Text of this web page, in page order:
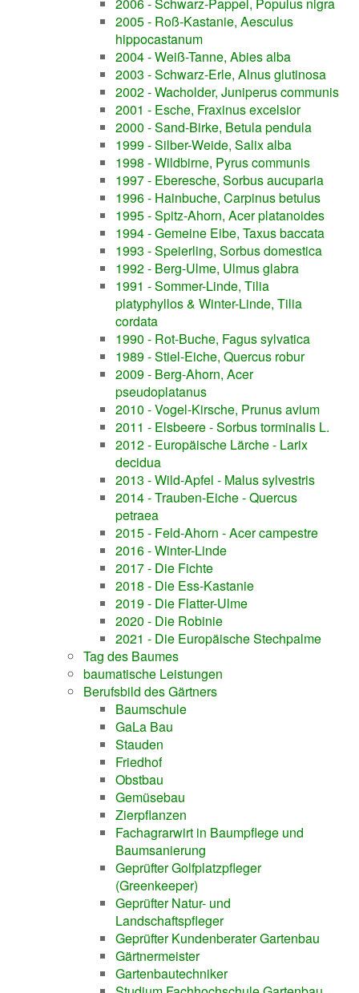
2005 - Roß-Kastanie, Aesculus
hippocastanum
2004 - Weiß-Tanne, Abies alba
2003 - Schwarz-Erle, Alnus glutinosa
2002 - Wacholder, Juniperus communis
2001 - Esche, Fraxinus excelsior
2000 - Sand-Birke, Betula pendula
1999 - Silber-Weide, Salix alba
1998 - Wildbirne, Pyrus communis
1997 - Eberesche, Sorbus aucuparia
1996 - Hainbuche, Carpinus betulus
1995 - Spitz-Ahorn, Acer platanoides
1994 - Gemeine Eibe, Taxus baccata
1993 - Speierling, Sorbus domestica
1992 - Berg-Ulme, Ulmus glabra
1991 - Sommer-Linde, Tilia
platyphyllos & Winter-Linde, Tilia
cordata
1990 - Rot-Buche, Fagus sylvatica
1989 - Stiel-Eiche, Quercus robur
2009 - Berg-Ahorn, Acer
pseudoplatanus
2010 - Vogel-Kirsche, Prunus avium
2011 - Elsbeere - Sorbus torminalis L.
2012 - Europäische Lärche - Larix
decidua
2013 - Wild-Apfel - Malus sylvestris
2014 - Trauben-Eiche - Quercus
petraea
2015 - Feld-Ahorn - Acer campestre
2016 - Winter-Linde
2017 - Die Fichte
2018 - Die Ess-Kastanie
2019 - Die Flatter-Ulme
2020 - Die Robinie
2021 - Die Europäische Stechpalme
Tag des Baumes
baumatische Leistungen
Berufsbild des Gärtners
Baumschule
GaLa Bau
Stauden
Friedhof
Obstbau
Gemüsebau
Zierpflanzen
Fachagrarwirt in Baumpflege und
Baumsanierung
Geprüfter Golfplatzpfleger
(Greenkeeper)
Geprüfter Natur- und
Landschaftspfleger
Geprüfter Kundenberater Gartenbau
Gärtnermeister
Gartenbautechniker